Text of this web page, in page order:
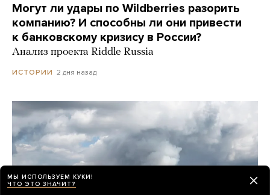
Могут ли удары по Wildberries разорить
компанию? И способны ли они привести
к банковскому кризису в России?
Анализ проекта Riddle Russia
ИСТОРИИ 2 дня назад
МЫ ИСПОЛЬЗУЕМ КУКИ!
ЧТО ЭТО ЗНАЧИТ?